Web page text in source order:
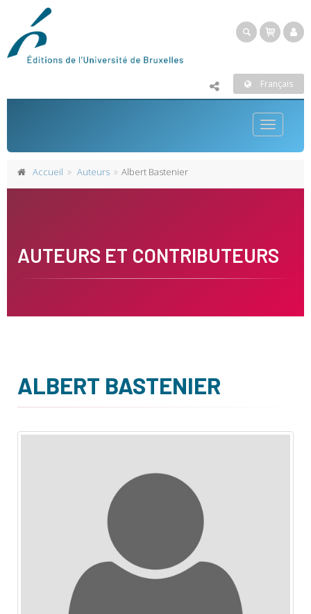
Français
Toggle
Accueil Auteurs Albert Bastenier
AUTEURS ET CONTRIBUTEURS
ALBERT BASTENIER